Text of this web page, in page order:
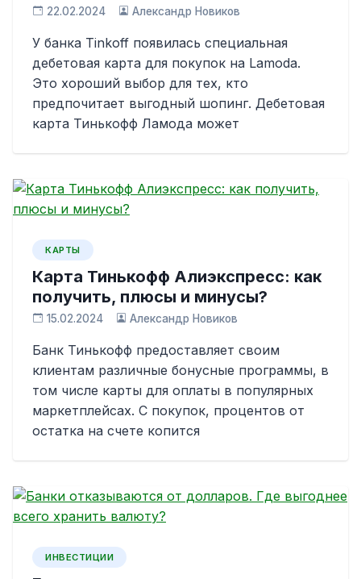
22.02.2024 Александр Новиков
У банка Tinkoff появилась специальная
дебетовая карта для покупок на Lamoda.
Это хороший выбор для тех, кто
предпочитает выгодный шопинг. Дебетовая
карта Тинькофф Ламода может
КАРТЫ
Карта Тинькофф Алиэкспресс: как
получить, плюсы и минусы?
15.02.2024 Александр Новиков
Банк Тинькофф предоставляет своим
клиентам различные бонусные программы, в
том числе карты для оплаты в популярных
маркетплейсах. С покупок, процентов от
остатка на счете копится
ИНВЕСТИЦИИ